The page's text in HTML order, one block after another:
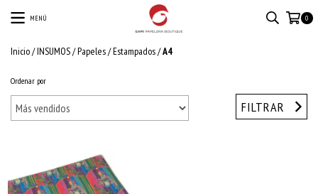
MENÚ 0
Inicio/INSUMOS/Papeles/Estampados/A4
Ordenar por
FILTRAR